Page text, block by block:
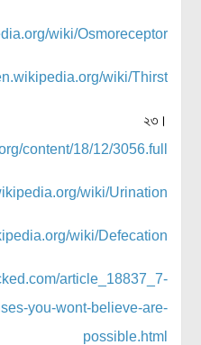
wiki/Osmoreceptor
wiki/Thirst
২৩।
content/18/12/3056.full
wiki/Urination
wiki/Defecation
article_18837_7-
you-wont-believe-are-
possible.html